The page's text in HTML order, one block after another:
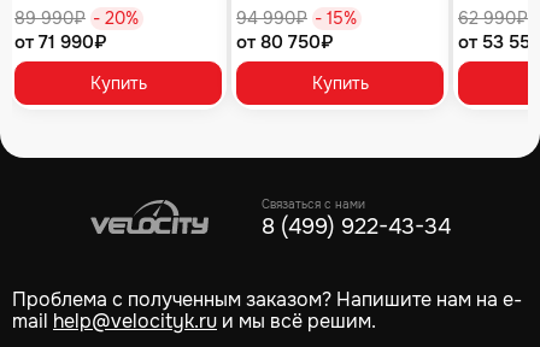
89 990₽ - 20%
от 71 990₽
Купить
94 990₽ - 15%
от 80 750₽
Купить
62 990₽
от 53
Связаться с нами
8 (499) 922-43-34
Проблема с полученным заказом? Напишите нам на e-
mail help@velocityk.ru и мы всё решим.